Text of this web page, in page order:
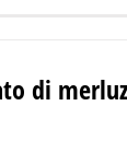
di